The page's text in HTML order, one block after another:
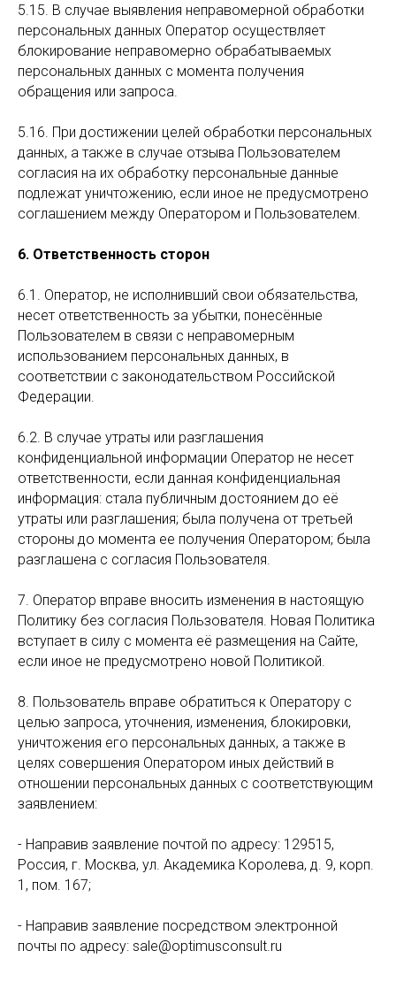
5.15. В случае выявления неправомерной обработки
персональных данных Оператор осуществляет
блокирование неправомерно обрабатываемых
персональных данных с момента получения
обращения или запроса.
5.16. При достижении целей обработки персональных
данных, а также в случае отзыва Пользователем
согласия на их обработку персональные данные
подлежат уничтожению, если иное не предусмотрено
соглашением между Оператором и Пользователем.
6. Ответственность сторон
6.1. Оператор, не исполнивший свои обязательства,
несет ответственность за убытки, понесённые
Пользователем в связи с неправомерным
использованием персональных данных, в
соответствии с законодательством Российской
Федерации.
6.2. В случае утраты или разглашения
конфиденциальной информации Оператор не несет
ответственности, если данная конфиденциальная
информация: стала публичным достоянием до её
утраты или разглашения; была получена от третьей
стороны до момента ее получения Оператором; была
разглашена с согласия Пользователя.
7. Оператор вправе вносить изменения в настоящую
Политику без согласия Пользователя. Новая Политика
вступает в силу с момента её размещения на Сайте,
если иное не предусмотрено новой Политикой.
8. Пользователь вправе обратиться к Оператору с
целью запроса, уточнения, изменения, блокировки,
уничтожения его персональных данных, а также в
целях совершения Оператором иных действий в
отношении персональных данных с соответствующим
заявлением:
- Направив заявление почтой по адресу: 129515,
Россия, г. Москва, ул. Академика Королева, д. 9, корп.
1, пом. 167;
- Направив заявление посредством электронной
почты по адресу: sale@optimusconsult.ru